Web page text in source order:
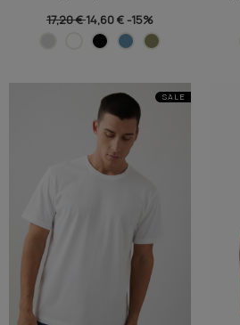
17,20 €14,60 € -15%
SALE